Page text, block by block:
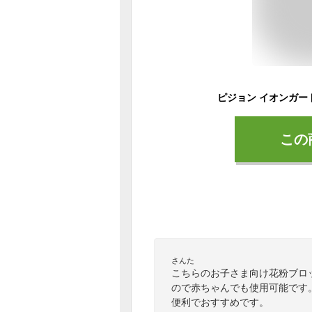
こ
さんた
こちらのお子さま向け花粉ブ
ので赤ちゃんでも使用可能で
便利でおすすめです。